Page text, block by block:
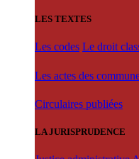
LES TEXTES
Les codes Le droit
Les actes des
Circulaires publiées
LA JURISPRUDENCE